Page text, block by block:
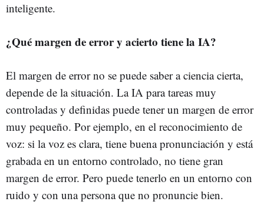
inteligente.
¿Qué margen de error y acierto tiene la IA?
El margen de error no se puede saber a ciencia cierta,
depende de la situación. La IA para tareas muy
controladas y definidas puede tener un margen de error
muy pequeño. Por ejemplo, en el reconocimiento de
voz: si la voz es clara, tiene buena pronunciación y está
grabada en un entorno controlado, no tiene gran
margen de error. Pero puede tenerlo en un entorno con
ruido y con una persona que no pronuncie bien.